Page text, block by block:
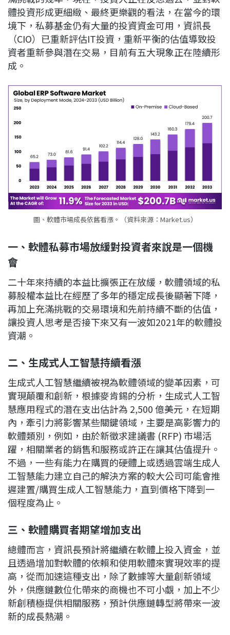
體投資形成更細緻、最終更樂觀的看法，在當今的環
境下，私募基金仍有大量的投資資金可用，資訊長
（CIO）已重新評估IT投資，重新平衡的估值導致投
資者重新參與潛在交易，目前有五大現象正在陸續形
成。
圖、軟體市場成長依舊看漲。（資料來源：Market.us）
一、軟體私募市場放緩對投資者來說是一個機
會
二十年來持續的本益比擴張正在放緩，軟體領域的私
募股權本益比在經歷了多年的穩定成長後顯著下降，
再加上充滿挑戰的交易環境和先前持續不斷的估值，
讓投資人思考是否接下來又有一波如2021年的軟體投
資潮。
二、生成式人工智慧持續看漲
生成式人工智慧繼續被視為軟體領域的變革因素，可
實現顛覆和創新，根據麥肯錫的分析，生成式人工智
慧應用程式的潛在支出估計為 2,500 億美元，在短期
內，牽引力將影響某些關鍵領域，主要是高影響力的
軟體類別，例如，由於新徵求建議書 (RFP) 市場活
躍，相關業者的銷售和服務或許正在讓其估值提升。
不過，一些有能力在購買的硬體上或透過雲端生成人
工智慧能力建立自己的解決方案的較大公司可能會推
遲建置/購買生成人工智慧能力，直到價格下降到一
個程度為止。
三、軟體購買者期望增加支出
總體而言，資訊長預計將繼續在軟體上投入資金，並
且透過增加對軟體的依賴和使用軟體來實現效率的提
高，從而加速這種支出，除了數據等大量創新領域
外，供應鏈數位化帶來的商機也不可小覷，加上不少
新創積極提供相關服務，預計供應鏈轉型將帶來一波
新的成長熱潮。